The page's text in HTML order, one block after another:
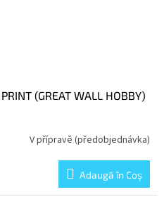
(GREAT WALL HOBBY)
V přípravě (předobjednávka)
Adaugă în Coş